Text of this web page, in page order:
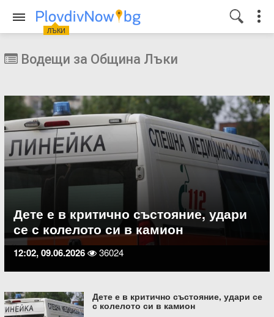
ЛЪКИ
Водещи за Община Лъки
Дете е в критично състояние, удари
се с колелото си в камион
12:02, 09.06.2026 36024
Дете е в критично състояние, удари се
с колелото си в камион